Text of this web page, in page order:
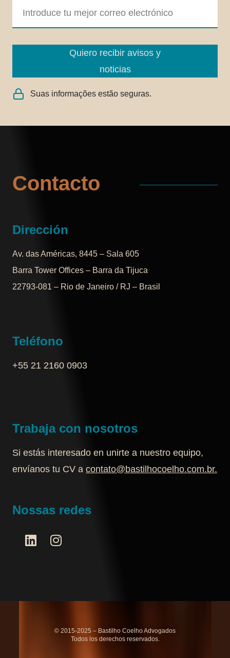
Quiero recibir avisos y
noticias
Suas informações estão seguras.
Contacto
Dirección
Av. das Américas, 8445 – Sala 605
Barra Tower Offices – Barra da Tijuca
22793-081 – Rio de Janeiro / RJ – Brasil
Teléfono
+55 21 2160 0903‬
Trabaja con nosotros
Si estás interesado en unirte a nuestro equipo,
envíanos tu CV a contato@bastilhocoelho.com.br.
Nossas redes
© 2015-2025 – Bastilho Coelho Advogados
Todos los derechos reservados.